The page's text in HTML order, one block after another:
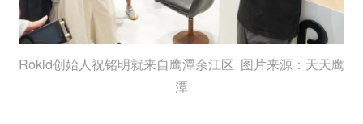
Rokid创始人祝铭明就来自鹰潭余江区 图片来源：天天鹰
潭